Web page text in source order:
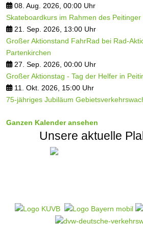
08. Aug. 2026, 00:00 Uhr
Skateboardkurs im Rahmen des
21. Sep. 2026, 13:00 Uhr
Großer Aktionstand FahrRad bei Rad-
Partenkirchen
27. Sep. 2026, 00:00 Uhr
Großer Aktionstag - Tag der Helfer in
11. Okt. 2026, 15:00 Uhr
75-jähriges Jubiläum
Ganzen Kalender ansehen
Unsere aktuelle